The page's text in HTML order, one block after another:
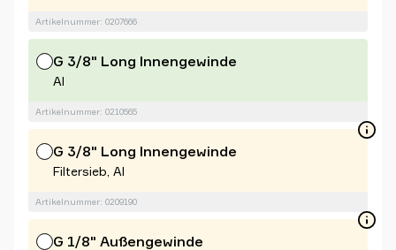
Artikelnummer: 0207666
G 3/8" Long Innengewinde
Al
Artikelnummer: 0210565
G 3/8" Long Innengewinde
Filtersieb, Al
Artikelnummer: 0209190
G 1/8" Außengewinde